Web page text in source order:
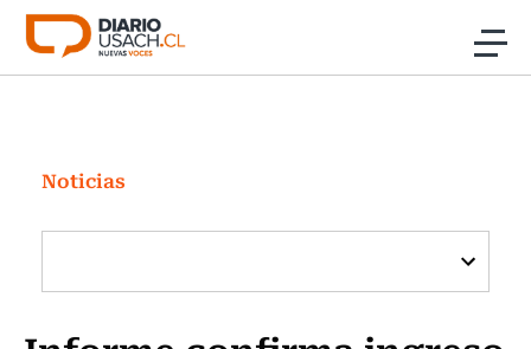
Click acá para ir directamente al contenido
Investigación
Cultura
Programas Radio y TV Usach
Noticias